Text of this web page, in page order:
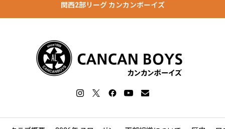
関西2部リーグ カンカンボーイズ